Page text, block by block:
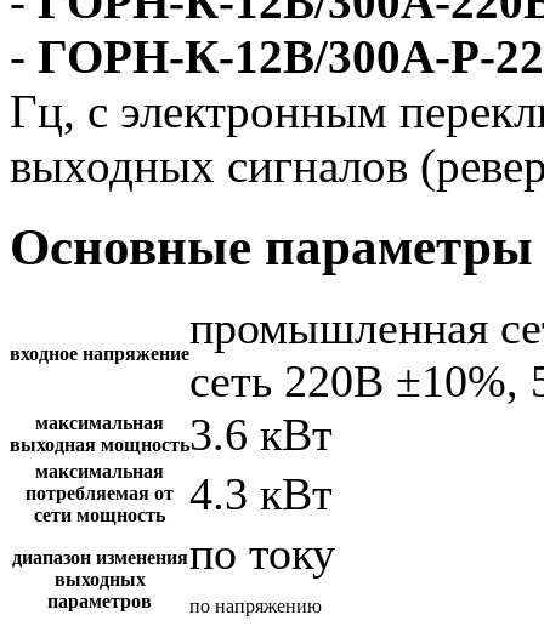
- ГОРН-К-12В/300А-Р-
Гц, с электронным
выходных сигналов
Основные параметры
входное напряжение
промышленная
сеть 220В ±10%,
максимальная
выходная мощность3.6 кВт
максимальная
потребляемая от
сети мощность
4.3 кВт
диапазон изменения
выходных
параметров
по току
по напряжению